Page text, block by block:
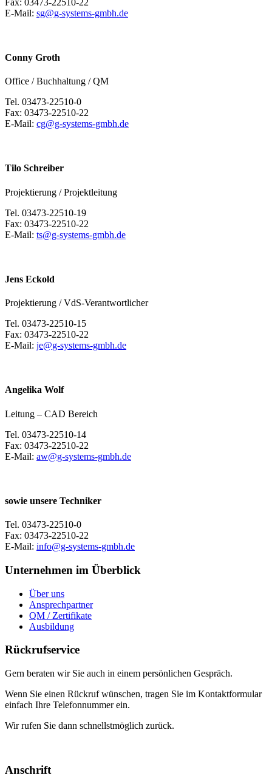
E-Mail: sg@g-systems-gmbh.de
Conny Groth
Office / Buchhaltung / QM
Tel. 03473-22510-0
Fax: 03473-22510-22
E-Mail: cg@g-systems-gmbh.de
Tilo Schreiber
Projektierung / Projektleitung
Tel. 03473-22510-19
Fax: 03473-22510-22
E-Mail: ts@g-systems-gmbh.de
Jens Eckold
Projektierung / VdS-Verantwortlicher
Tel. 03473-22510-15
Fax: 03473-22510-22
E-Mail: je@g-systems-gmbh.de
Angelika Wolf
Leitung – CAD Bereich
Tel. 03473-22510-14
Fax: 03473-22510-22
E-Mail: aw@g-systems-gmbh.de
sowie unsere Techniker
Tel. 03473-22510-0
Fax: 03473-22510-22
E-Mail: info@g-systems-gmbh.de
Unternehmen im Überblick
Über uns
Ansprechpartner
QM / Zertifikate
Ausbildung
Rückrufservice
Gern beraten wir Sie auch in einem persönlichen Gespräch.
Wenn Sie einen Rückruf wünschen, tragen Sie im Kontaktformular
einfach Ihre Telefonnummer ein.
Wir rufen Sie dann schnellstmöglich zurück.
Anschrift